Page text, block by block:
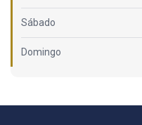
Sábado
Domingo